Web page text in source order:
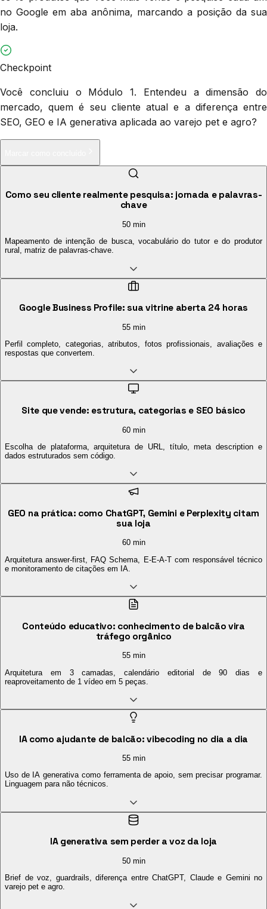
no Google em aba anônima, marcando a posição da sua
loja.
Checkpoint
Você concluiu o Módulo 1. Entendeu a dimensão do
mercado, quem é seu cliente atual e a diferença entre
SEO, GEO e IA generativa aplicada ao varejo pet e agro?
Como seu cliente realmente pesquisa: jornada e palavras-
chave
50 min
Mapeamento de intenção de busca, vocabulário do tutor e do produtor
rural, matriz de palavras-chave.
Google Business Profile: sua vitrine aberta 24 horas
55 min
Perfil completo, categorias, atributos, fotos profissionais, avaliações e
respostas que convertem.
Site que vende: estrutura, categorias e SEO básico
60 min
Escolha de plataforma, arquitetura de URL, título, meta description e
dados estruturados sem código.
GEO na prática: como ChatGPT, Gemini e Perplexity citam
sua loja
60 min
Arquitetura answer-first, FAQ Schema, E-E-A-T com responsável técnico
e monitoramento de citações em IA.
Conteúdo educativo: conhecimento de balcão vira
tráfego orgânico
55 min
Arquitetura em 3 camadas, calendário editorial de 90 dias e
reaproveitamento de 1 vídeo em 5 peças.
IA como ajudante de balcão: vibecoding no dia a dia
55 min
Uso de IA generativa como ferramenta de apoio, sem precisar programar.
Linguagem para não técnicos.
IA generativa sem perder a voz da loja
50 min
Brief de voz, guardrails, diferença entre ChatGPT, Claude e Gemini no
varejo pet e agro.